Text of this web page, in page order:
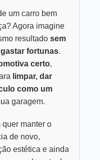
um carro bem
Agora imagine
resultado sem
fortunas.
certo,
limpar, dar
como um
garagem.
quer manter o
de novo,
estética e ainda